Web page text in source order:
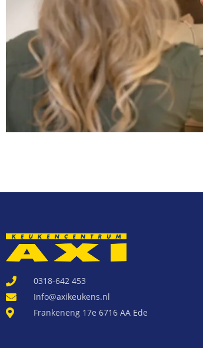
0318-642 453
Info@axikeukens.nl
Frankeneng 17e 6716 AA Ede